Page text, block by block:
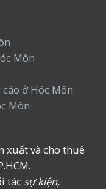
Môn
ở Hóc Môn
Môn
xuất và cho thuê
tác sự kiện,